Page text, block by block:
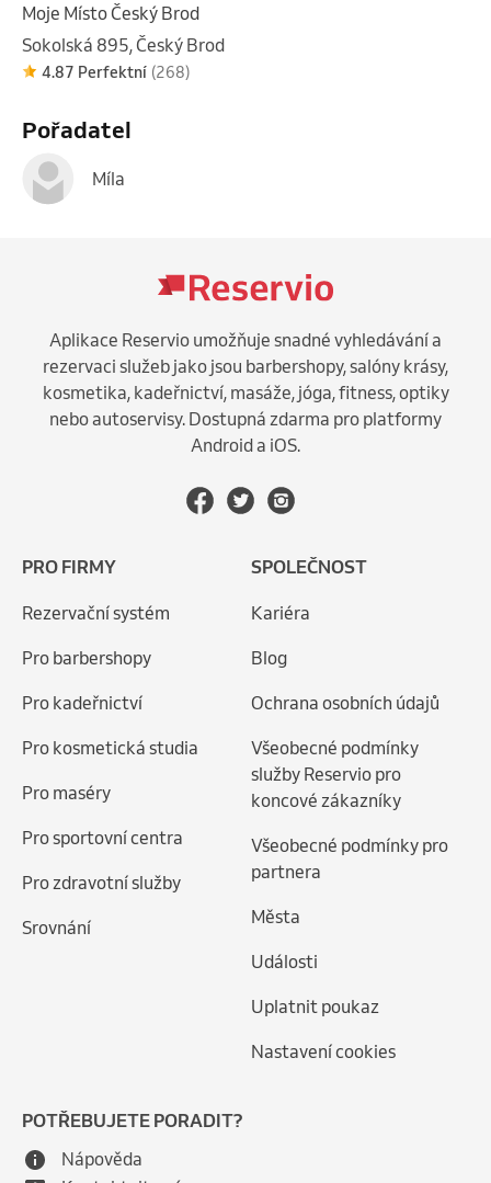
Moje Místo Český Brod
Sokolská 895, Český Brod
4.87 Perfektní (268)
Pořadatel
Míla
Aplikace Reservio umožňuje snadné vyhledávání a
rezervaci služeb jako jsou barbershopy, salóny krásy,
kosmetika, kadeřnictví, masáže, jóga, fitness, optiky
nebo autoservisy. Dostupná zdarma pro platformy
Android a iOS.
PRO FIRMY
Rezervační systém
Pro barbershopy
Pro kadeřnictví
Pro kosmetická studia
Pro maséry
Pro sportovní centra
Pro zdravotní služby
Srovnání
SPOLEČNOST
Kariéra
Blog
Ochrana osobních údajů
Všeobecné podmínky
služby Reservio pro
koncové zákazníky
Všeobecné podmínky pro
partnera
Města
Události
Uplatnit poukaz
Nastavení cookies
POTŘEBUJETE PORADIT?
Nápověda